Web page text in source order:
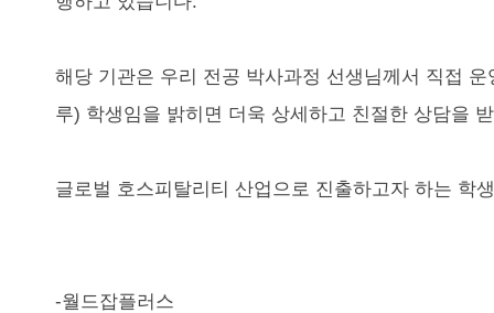
해당 기관은 우리 전공 박사과정 선생님께서 직접
루) 학생임을 밝히면 더욱 상세하고 친절한 상담을
글로벌 호스피탈리티 산업으로 진출하고자 하는 학
-월드잡플러스